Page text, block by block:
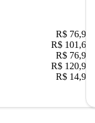
R$ 76,90
R$ 101,67
R$ 76,90
R$ 120,90
R$ 14,90